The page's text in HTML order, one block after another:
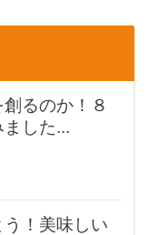
るのか！８
ました...
う！美味しい